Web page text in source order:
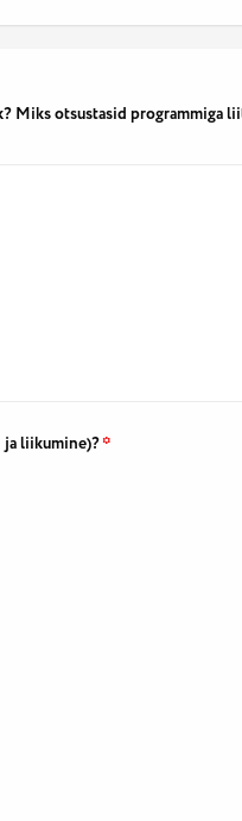
Miks otsustasid programmiga
ja liikumine)?*